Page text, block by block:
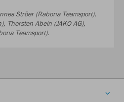
Ströer (Rabona Teamsport),
Thorsten Abeln (JAKO AG),
Teamsport).